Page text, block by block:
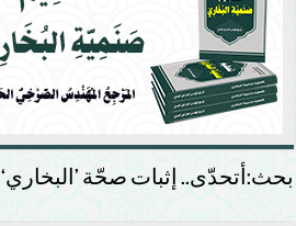
بحث:أتحدّى.. إثبات صحّة ’البخاري‘